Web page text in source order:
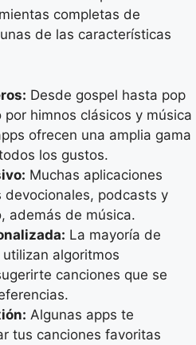
completas de
de las características
Desde gospel hasta pop
himnos clásicos y música
ofrecen una amplia gama
los gustos.
Muchas aplicaciones
devocionales, podcasts y
además de música.
La mayoría de
algoritmos
canciones que se
Algunas apps te
tus canciones favoritas